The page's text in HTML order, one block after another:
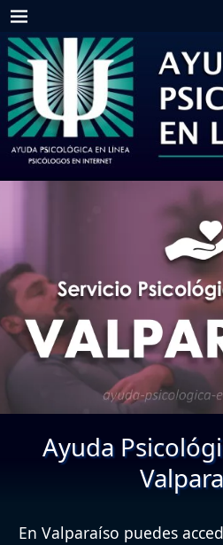
Ayuda
En Valparaíso puedes